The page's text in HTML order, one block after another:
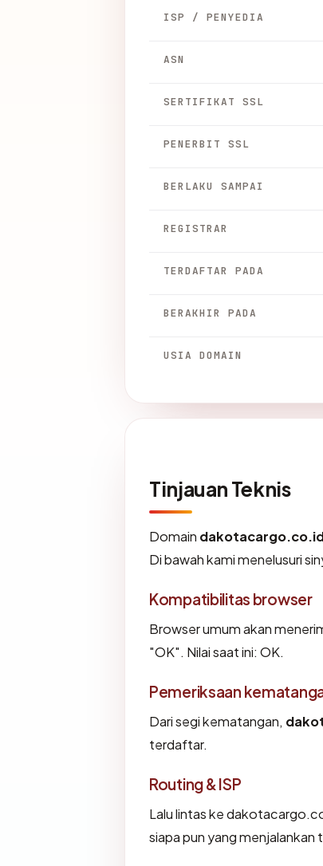
ISP / PENYEDIA
ASN
SERTIFIKAT SSL
PENERBIT SSL
BERLAKU SAMPAI
REGISTRAR
TERDAFTAR PADA
BERAKHIR PADA
USIA DOMAIN
Tinjauan Teknis
Domain
Di bawah kami menelusuri
Kompatibilitas browser
Browser umum akan
"OK". Nilai saat ini: OK.
Pemeriksaan
Dari segi kematangan,
terdaftar.
Routing & ISP
Lalu lintas ke
siapa pun yang menjalankan